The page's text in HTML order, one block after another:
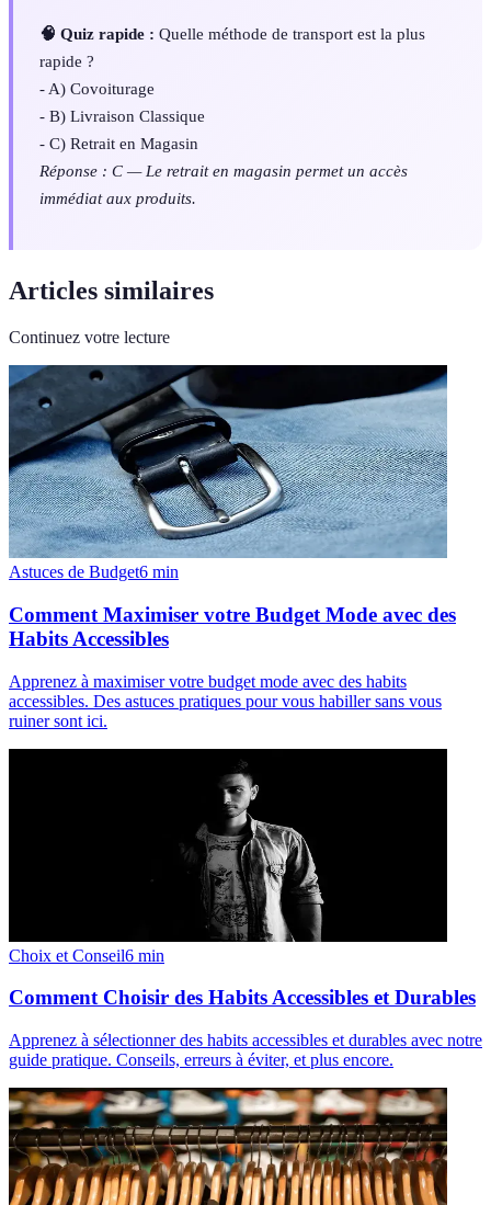
🧠 Quiz rapide : Quelle méthode de transport est la plus
rapide ?
- A) Covoiturage
- B) Livraison Classique
- C) Retrait en Magasin
Réponse : C — Le retrait en magasin permet un accès
immédiat aux produits.
Articles similaires
Continuez votre lecture
Astuces de Budget6 min
Comment Maximiser votre Budget Mode avec des
Habits Accessibles
Apprenez à maximiser votre budget mode avec des habits
accessibles. Des astuces pratiques pour vous habiller sans vous
ruiner sont ici.
Choix et Conseil6 min
Comment Choisir des Habits Accessibles et Durables
Apprenez à sélectionner des habits accessibles et durables avec notre
guide pratique. Conseils, erreurs à éviter, et plus encore.